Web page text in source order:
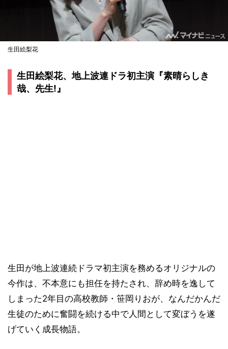
生田絵梨花
生田絵梨花、地上波連ドラ初主演『素晴らしき
哉、先生!』
生田が地上波連続ドラマ初主演を務めるオリジナルの
今作は、不本意にも担任を持たされ、辞め時を逸して
しまった2年目の高校教師・笹岡りおが、なんだかんだ
生徒のために奮闘を続ける中で人間として変ぼうを遂
げていく成長物語。